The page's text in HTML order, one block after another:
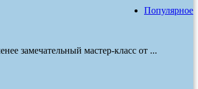
Популярное
замечательный мастер-класс от ...